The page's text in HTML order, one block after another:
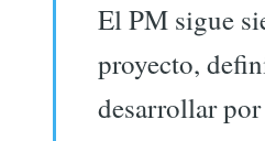
El PM sigue
proyecto,
desarrollar